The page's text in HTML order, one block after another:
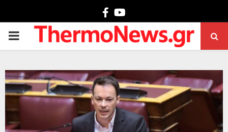
Facebook
PRIMARY